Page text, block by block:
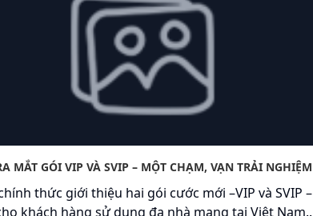
MẮT GÓI VIP VÀ SVIP – MỘT CHẠM, VẠN TRẢI NGHIỆM
thức giới thiệu hai gói cước mới –VIP và SVIP –
khách hàng sử dụng đa nhà mạng tại Việt Nam.